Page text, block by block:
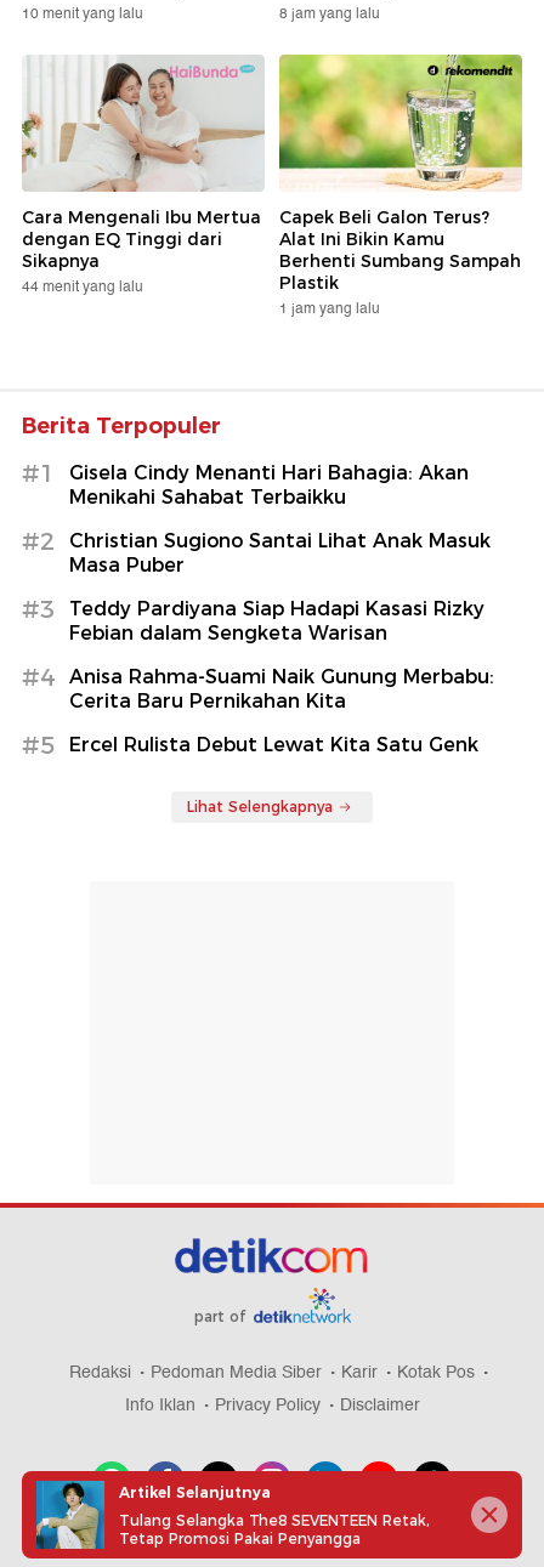
10 menit yang lalu 8 jam yang lalu
Cara Mengenali Ibu Mertua
dengan EQ Tinggi dari
Sikapnya
44 menit yang lalu
Capek Beli Galon Terus?
Alat Ini Bikin Kamu
Berhenti Sumbang Sampah
Plastik
1 jam yang lalu
Berita Terpopuler
#1
Gisela Cindy Menanti Hari Bahagia: Akan
Menikahi Sahabat Terbaikku
#2
Christian Sugiono Santai Lihat Anak Masuk
Masa Puber
#3
Teddy Pardiyana Siap Hadapi Kasasi Rizky
Febian dalam Sengketa Warisan
#4
Anisa Rahma-Suami Naik Gunung Merbabu:
Cerita Baru Pernikahan Kita
#5 Ercel Rulista Debut Lewat Kita Satu Genk
Lihat Selengkapnya
part of
Redaksi Pedoman Media Siber Karir
Kotak Pos
Info Iklan
Privacy Policy Disclaimer
Download aplikasi detikcom
Artikel Selanjutnya
Tulang Selangka The8 SEVENTEEN Retak,
Tetap Promosi Pakai Penyangga